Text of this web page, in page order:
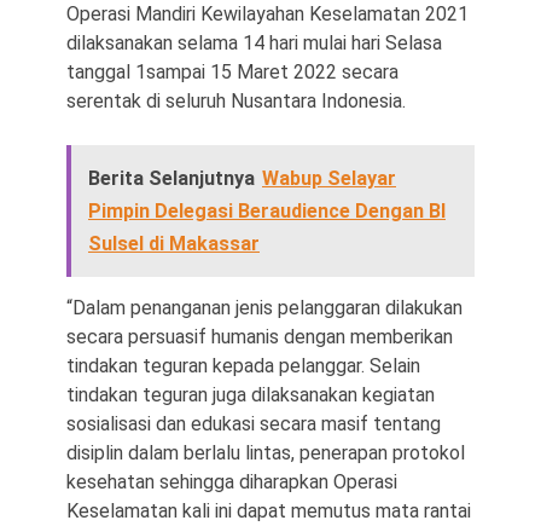
Operasi Mandiri Kewilayahan Keselamatan 2021
dilaksanakan selama 14 hari mulai hari Selasa
tanggal 1sampai 15 Maret 2022 secara
serentak di seluruh Nusantara Indonesia.
Berita Selanjutnya Wabup Selayar
Pimpin Delegasi Beraudience Dengan BI
Sulsel di Makassar
“Dalam penanganan jenis pelanggaran dilakukan
secara persuasif humanis dengan memberikan
tindakan teguran kepada pelanggar. Selain
tindakan teguran juga dilaksanakan kegiatan
sosialisasi dan edukasi secara masif tentang
disiplin dalam berlalu lintas, penerapan protokol
kesehatan sehingga diharapkan Operasi
Keselamatan kali ini dapat memutus mata rantai